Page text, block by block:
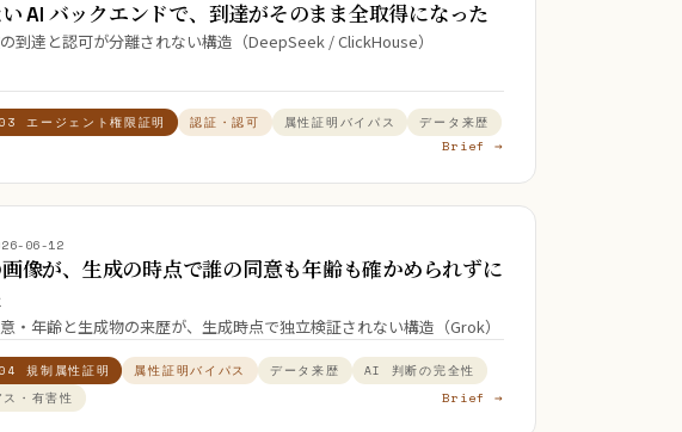
AI バックエンドで、到達がそのまま全取得になった
到達と認可が分離されない構造（DeepSeek / ClickHouse）
エージェント権限証明 認証・認可 属性証明バイパス データ来歴
Brief →
06-12
像が、生成の時点で誰の同意も年齢も確かめられずに
・年齢と生成物の来歴が、生成時点で独立検証されない構造（Grok）
規制属性証明 属性証明バイパス データ来歴
AI 判断の完全性
・有害性
Brief →